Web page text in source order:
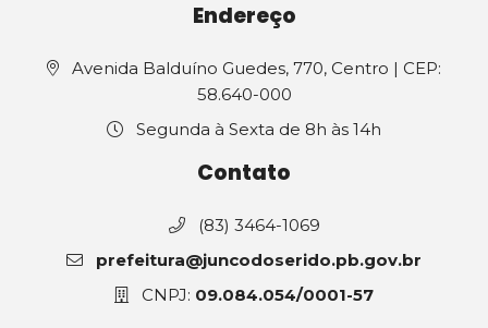
Endereço
Avenida Balduíno Guedes, 770, Centro | CEP:
58.640-000
Segunda à Sexta de 8h às 14h
Contato
(83) 3464-1069
prefeitura@juncodoserido.pb.gov.br
CNPJ: 09.084.054/0001-57